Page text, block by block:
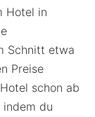
Hotel in
Schnitt etwa
Preise
schon ab
du